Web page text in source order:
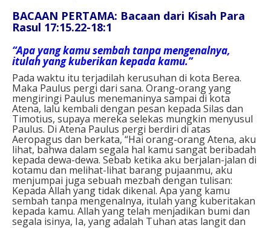
BACAAN PERTAMA: Bacaan dari Kisah Para
Rasul 17:15.22-18:1
“Apa yang kamu sembah tanpa mengenalnya,
itulah yang kuberikan kepada kamu.”
Pada waktu itu terjadilah kerusuhan di kota Berea.
Maka Paulus pergi dari sana. Orang-orang yang
mengiringi Paulus menemaninya sampai di kota
Atena, lalu kembali dengan pesan kepada Silas dan
Timotius, supaya mereka selekas mungkin menyusul
Paulus. Di Atena Paulus pergi berdiri di atas
Aeropagus dan berkata, “Hai orang-orang Atena, aku
lihat, bahwa dalam segala hal kamu sangat beribadah
kepada dewa-dewa. Sebab ketika aku berjalan-jalan di
kotamu dan melihat-lihat barang pujaanmu, aku
menjumpai juga sebuah mezbah dengan tulisan:
Kepada Allah yang tidak dikenal. Apa yang kamu
sembah tanpa mengenalnya, itulah yang kuberitakan
kepada kamu. Allah yang telah menjadikan bumi dan
segala isinya, Ia, yang adalah Tuhan atas langit dan